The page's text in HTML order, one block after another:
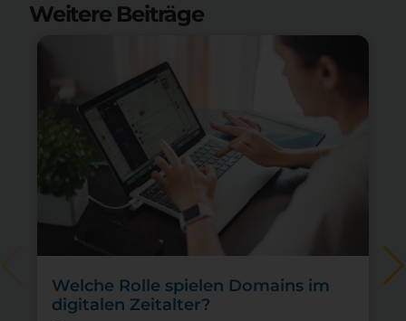
Weitere Beiträge
Welche Rolle spielen Domains im
digitalen Zeitalter?